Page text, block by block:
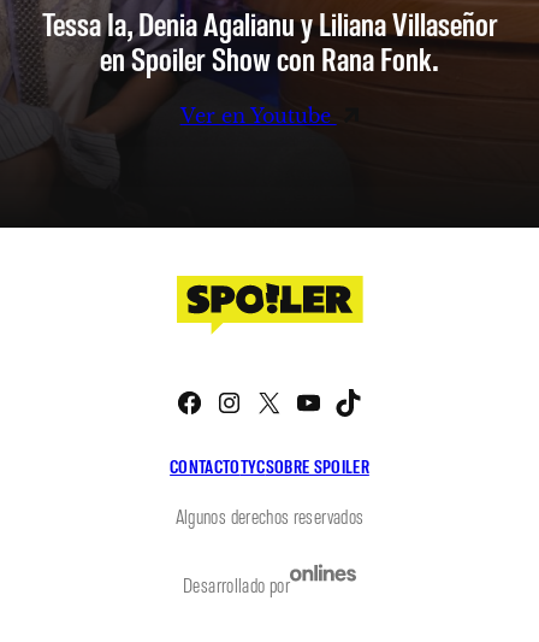
Tessa Ia, Denia Agalianu y Liliana Villaseñor
en Spoiler Show con Rana Fonk.
Ver en Youtube
CONTACTOTYCSOBRE SPOILER
Facebook
Instagram
X YouTube
Algunos derechos reservados
Desarrollado por